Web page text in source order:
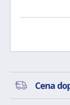
Cena